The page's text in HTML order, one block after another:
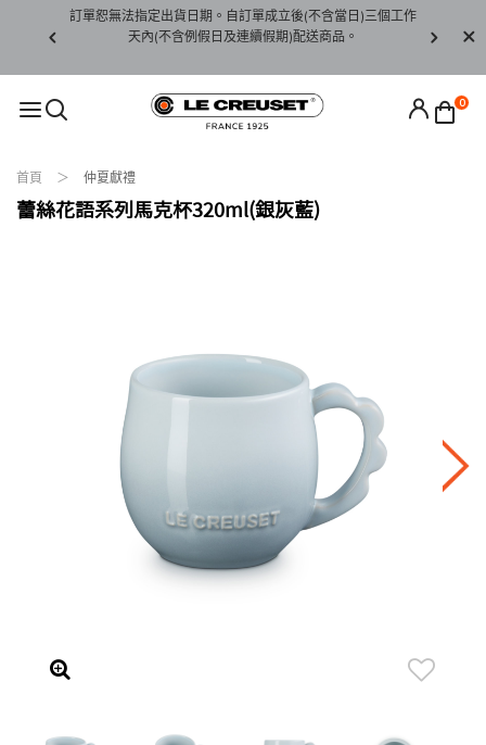
下水)，若
訂單恕無法指定出貨日期。自訂單成立後(不含當日)三個工作
天內(不含例假日及連續假期)配送商品。
請至
0
首頁 仲夏獻禮
蕾絲花語系列馬克杯320ml(銀灰藍)